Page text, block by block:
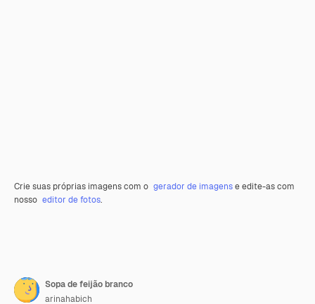
Crie suas próprias imagens com o gerador de imagense edite-as com
nosso editor de fotos.
Sopa de feijão branco
arinahabich